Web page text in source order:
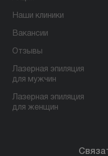
БЕСПЛАТНАЯ
Наши клиники
Вакансии
Отзывы
Лазерная эпиляция
для мужчин
Лазерная эпиляция
для женщин